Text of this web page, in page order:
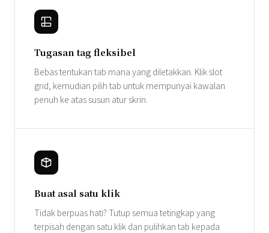
Tugasan tag fleksibel
Bebas tentukan tab mana yang diletakkan. Klik slot
grid, kemudian pilih tab untuk mempunyai kawalan
penuh ke atas susun atur skrin.
Buat asal satu klik
Tidak berpuas hati? Tutup semua tetingkap yang
terpisah dengan satu klik dan pulihkan tab kepada